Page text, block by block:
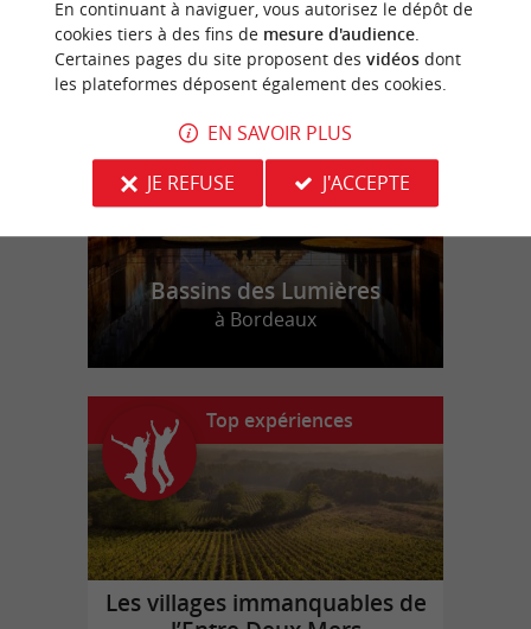
n
o
t
r
e
c
o
u
p
d
e
c
o
e
u
r
Bassins des Lumières
à Bordeaux
Top expériences
Les villages immanquables de
En continuant à naviguer, vous autorisez le dépôt de
cookies tiers à des fins de mesure d'audience.
Certaines pages du site proposent des vidéosdont
les plateformes déposent également des cookies.
EN SAVOIR PLUS
JE REFUSE
J'ACCEPTE